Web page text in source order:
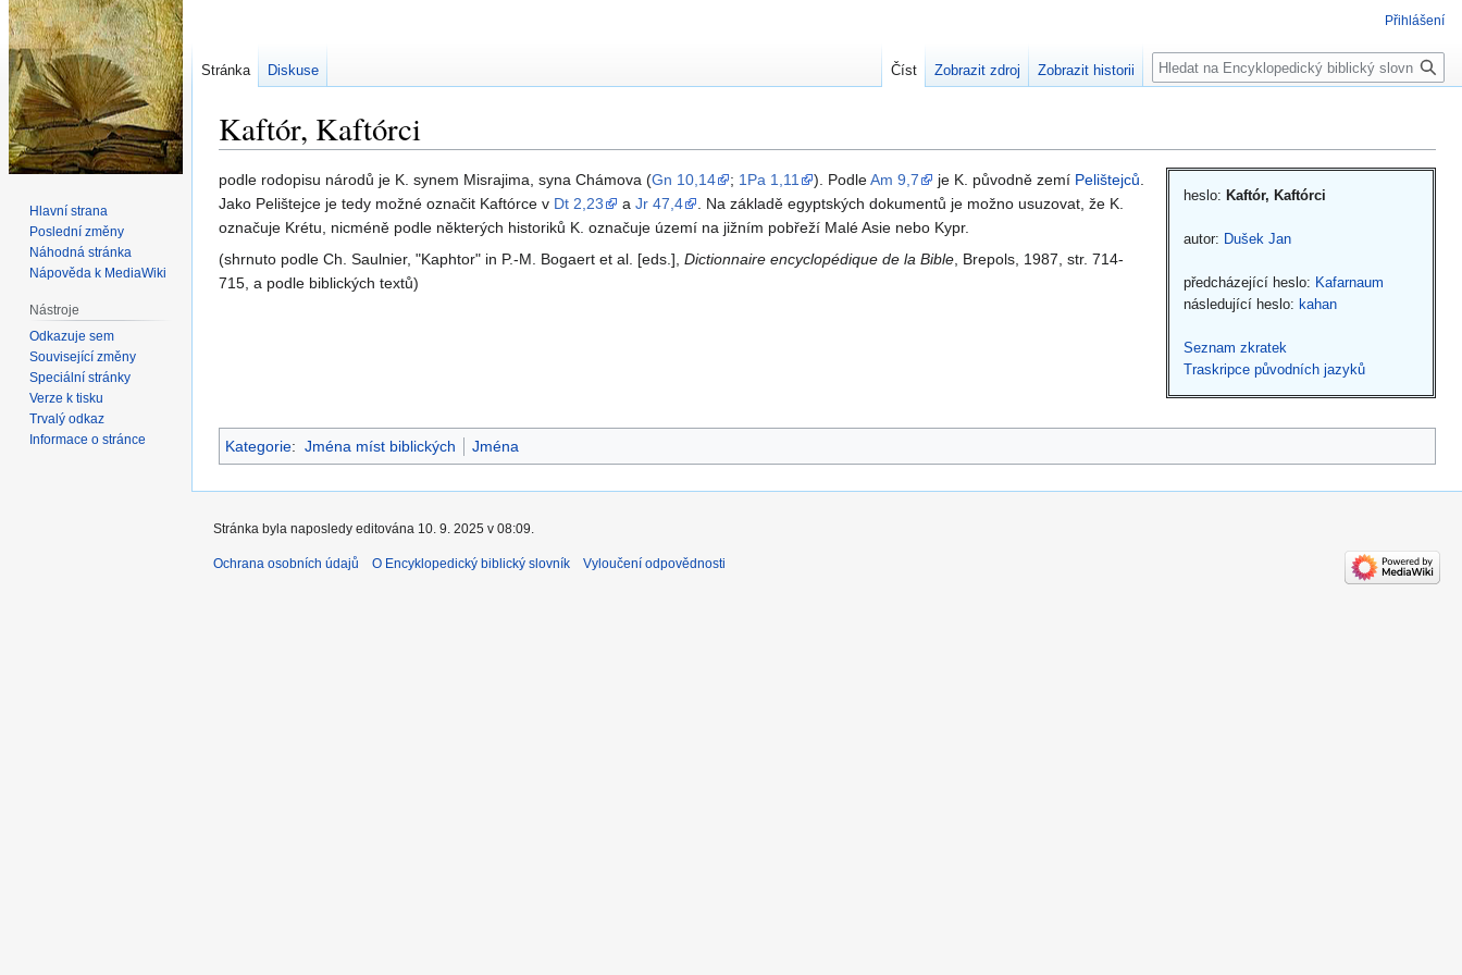
Kaftór, Kaftórci
Skočit
na
navigaci
Skočit
na
vyhledávání
heslo: Kaftór, Kaftórci
autor: Dušek Jan
předcházející heslo: Kafarnaum
následující heslo: kahan
Seznam zkratek
Traskripce původních jazyků
podle rodopisu národů je K. synem Misrajima, syna Chámova (Gn 10,14 ; 1Pa 1,11 ). PodleAm 9,7 je K. původně zemí Pelištejců.
Jako Pelištejce je tedy možné označit Kaftórce v Dt 2,23 a Jr 47,4
. Na základě egyptských dokumentů je možno usuzovat, že K.
označuje Krétu, nicméně podle některých historiků K. označuje území na jižním pobřeží Malé Asie nebo Kypr.
(shrnuto podle Ch. Saulnier, "Kaphtor" in P.-M. Bogaert et al. [eds.], Dictionnaire encyclopédique de la Bible, Brepols, 1987, str. 714-
715, a podle biblických textů)
Kategorie: Jména míst biblických Jména
Přihlášení
Stránka Diskuse Číst Zobrazit zdroj Zobrazit historii Hledat
Hlavní strana
Poslední změny
Náhodná stránka
Nápověda k MediaWiki
Nástroje
Odkazuje sem
Související změny
Speciální stránky
Verze k tisku
Trvalý odkaz
Informace o stránce
Stránka byla naposledy editována 10. 9. 2025 v 08:09.
Ochrana osobních údajů O Encyklopedický biblický slovník Vyloučení odpovědnosti